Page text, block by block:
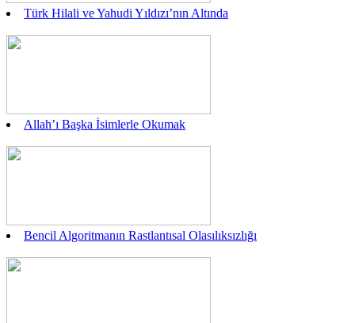
Türk Hilali ve Yahudi Yıldızı’nın Altında
Allah’ı Başka İsimlerle Okumak
Bencil Algoritmanın Rastlantısal Olasılıksızlığı